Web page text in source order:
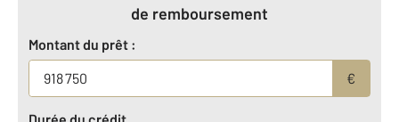
de remboursement
Montant du prêt :
€
Durée du crédit